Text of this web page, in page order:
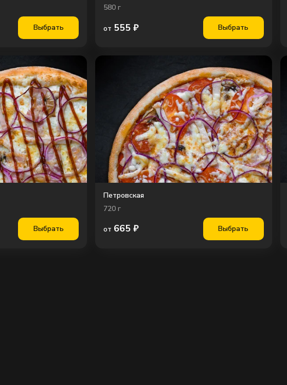
Выбрать
580 г
от 555₽ Выбрать
Выбрать
Петровская
720 г
от 665₽ Выбрать